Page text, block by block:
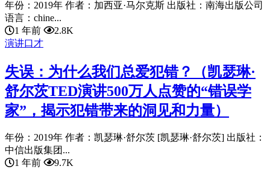
年份：2019年 作者：加西亚·马尔克斯 出版社：南海出版公司
语言：chine...
1 年前
2.8K
演讲口才
失误：为什么我们总爱犯错？（凯瑟琳·
舒尔茨TED演讲500万人点赞的“错误学
家”，揭示犯错带来的洞见和力量）
年份：2019年 作者：凯瑟琳·舒尔茨 [凯瑟琳·舒尔茨] 出版社：
中信出版集团...
1 年前
9.7K